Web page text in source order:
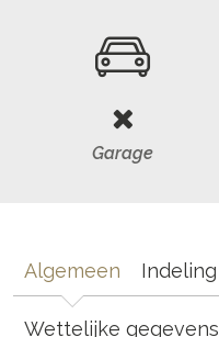
Garage
Algemeen Indeling
Wettelijke gegevens